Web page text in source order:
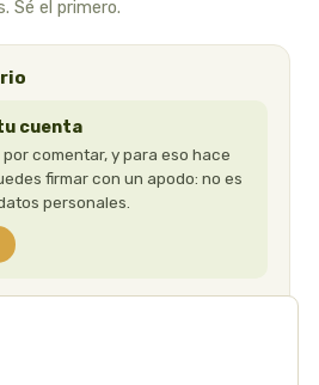
Sé el primero.
cuenta
comentar, y para eso hace
firmar con un apodo: no es
personales.